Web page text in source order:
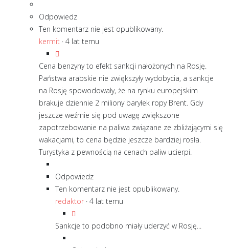
Odpowiedz
Ten komentarz nie jest opublikowany.
kermit · 4 lat temu
Cena benzyny to efekt sankcji nałożonych na Rosję.
Państwa arabskie nie zwiększyły wydobycia, a sankcje
na Rosję spowodowały, że na rynku europejskim
brakuje dziennie 2 miliony baryłek ropy Brent. Gdy
jeszcze weźmie się pod uwagę zwiększone
zapotrzebowanie na paliwa związane ze zbliżającymi się
wakacjami, to cena będzie jeszcze bardziej rosła.
Turystyka z pewnością na cenach paliw ucierpi.
Odpowiedz
Ten komentarz nie jest opublikowany.
redaktor · 4 lat temu
Sankcje to podobno miały uderzyć w Rosję...